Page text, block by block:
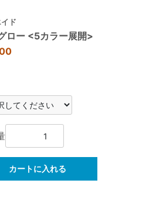
ド
ロー <5カラー展開>
カートに入れる